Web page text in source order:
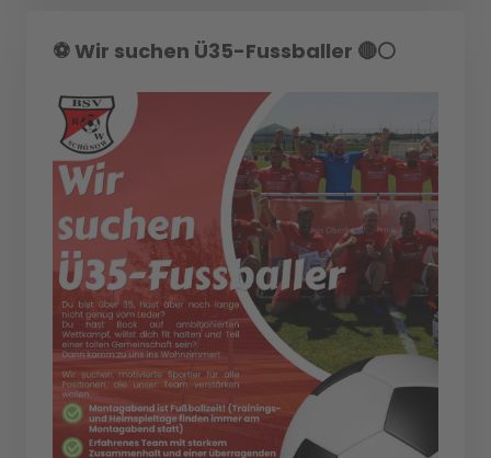
⚽️ Wir suchen Ü35-Fussballer 🔴⚪️